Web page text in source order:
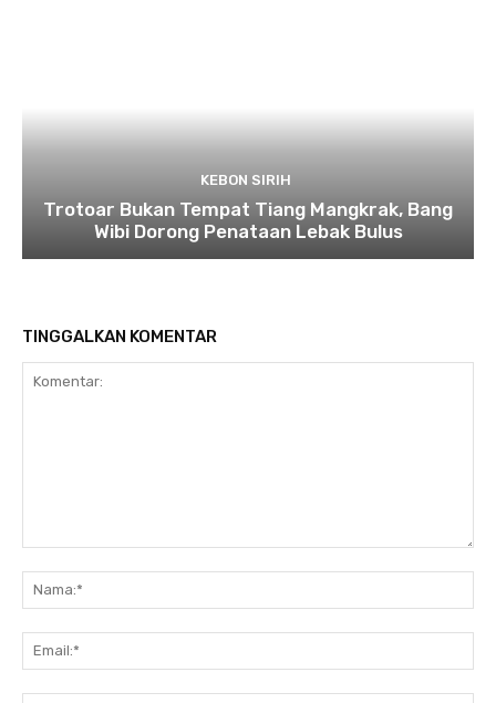
KEBON SIRIH
Trotoar Bukan Tempat Tiang Mangkrak, Bang
Wibi Dorong Penataan Lebak Bulus
TINGGALKAN KOMENTAR